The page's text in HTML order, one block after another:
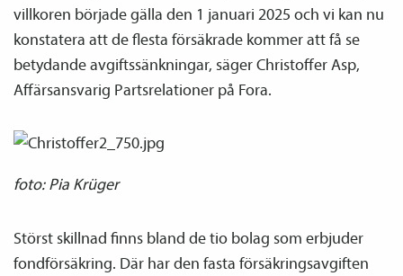
villkoren började gälla den 1 januari 2025 och vi kan nu
konstatera att de flesta försäkrade kommer att få se
betydande avgiftssänkningar, säger Christoffer Asp,
Affärsansvarig Partsrelationer på Fora.
foto: Pia Krüger
Störst skillnad finns bland de tio bolag som erbjuder
fond­försäkring. Där har den fasta försäkringsavgiften